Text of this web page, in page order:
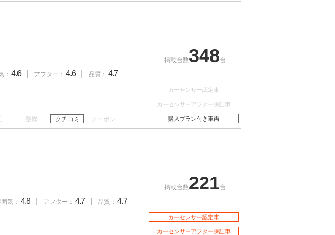
： 4.6 アフター： 4.6 品質： 4.7
整備 クチコミ クーポン
掲載台数348台
カーセンサー認定車
カーセンサーアフター保証車
購入プラン付き車両
気： 4.8 アフター： 4.7 品質： 4.7
掲載台数221台
カーセンサー認定車
カーセンサーアフター保証車